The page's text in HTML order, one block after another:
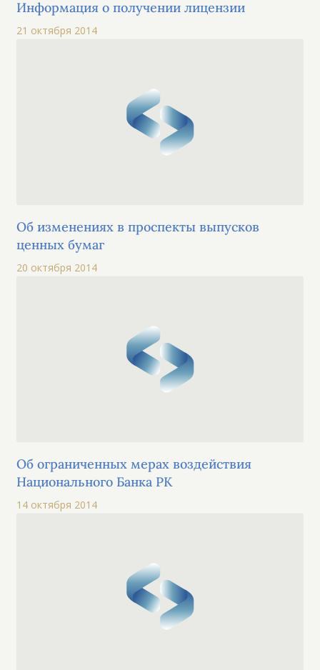
Информация о получении лицензии
21 октября 2014
Об изменениях в проспекты выпусков
ценных бумаг
20 октября 2014
Об ограниченных мерах воздействия
Национального Банка РК
14 октября 2014